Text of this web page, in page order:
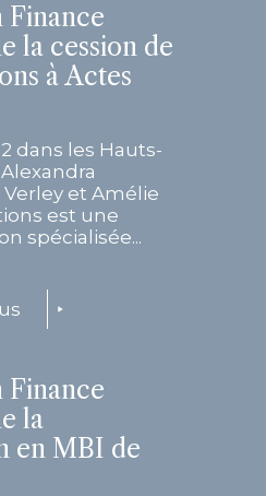
Finance
la cession de
à Actes
dans les Hauts-
et Amélie
est une
spécialisée...
Finance
la
en MBI de